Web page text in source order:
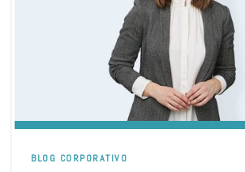
BLOG CORPORATIVO